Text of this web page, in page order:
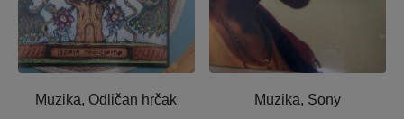
Muzika, Odličan hrčak
Muzika, Sony